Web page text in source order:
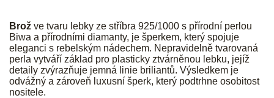
Brož ve tvaru lebky ze stříbra 925/1000 s přírodní perlou
Biwa a přírodními diamanty, je šperkem, který spojuje
eleganci s rebelským nádechem. Nepravidelně tvarovaná
perla vytváří základ pro plasticky ztvárněnou lebku, jejíž
detaily zvýrazňuje jemná linie briliantů. Výsledkem je
odvážný a zároveň luxusní šperk, který podtrhne osobitost
nositele.